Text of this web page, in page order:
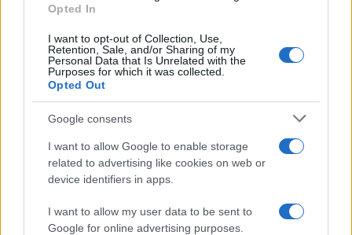
Opted In
I want to opt-out of Collection, Use,
Retention, Sale, and/or Sharing of my
Personal Data that Is Unrelated with the
Purposes for which it was collected.
Opted Out
Google consents
I want to allow Google to enable storage
related to advertising like cookies on web or
device identifiers in apps.
I want to allow my user data to be sent to
Google for online advertising purposes.
- Pajesen je tujerodna in invazivna vrsta, pogost je v
nižinskih in gričevnatih predelih, predvsem v osrednjem
in zahodnem delu Slovenije. Cvetni prah ima alergeni
potencial.